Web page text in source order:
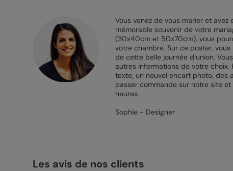
Vous venez de vous marier et
mémorable souvenir de votre
(30x40cm et 50x70cm), vous
votre chambre. Sur ce poster,
de cette belle journée d’union.
autres informations de votre
texte, un nouvel encart photo, des
passer commande sur notre site
heures.
Sophie - Designer
Les avis de nos clients